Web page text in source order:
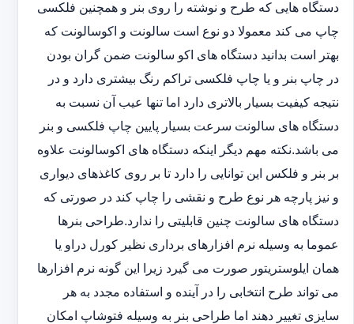
دستگاه هایی که طرح و نوشته را روی بنر و همچنین فلکسی
چاپ می کند معمولا دو نوع است سالونت و اکوسالونت که
بهتر است بدانید دستگاه های اکو سالونت ضمن گران بودن
در چاپ بنر و یا چاپ فلکسی تراکم رنگ بیشتری دارد و در
نتیجه کیفیت بسیار بالاتری دارد اما تنها عیب آن نسبت به
دستگاه های سالونت سرعت بسیار پایین چاپ فلکسی و بنر
می باشد.نکته مهم دیگر اینکه دستگاه های اکوسالونت علاوه
بر بنر و فلکس این توانایی را دارد تا بر روی کاغذهای دیواری
و نیز پارچه هر نوع طرح و نقشی را چاپ کند در صورتی که
دستگاه های سالونت چنین قابلیتی را ندارد.طراحی بنرها
عموما به وسیله نرم افزارهای برداری نظیر کورل دراو یا
همان ایلوستریتور صورت می گیرد زیرا این گونه نرم افزارها
می تواند طرح انتخابی را در آینده و استفاده مجدد به هر
سایزی تغییر دهند اما طراحی بنر به وسیله فتوشاپ امکان